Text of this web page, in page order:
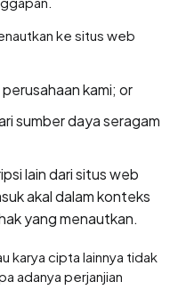
ke situs web
kami; or
sumber daya seragam
lain dari situs web
akal dalam konteks
yang menautkan.
karya cipta lainnya tidak
adanya perjanjian